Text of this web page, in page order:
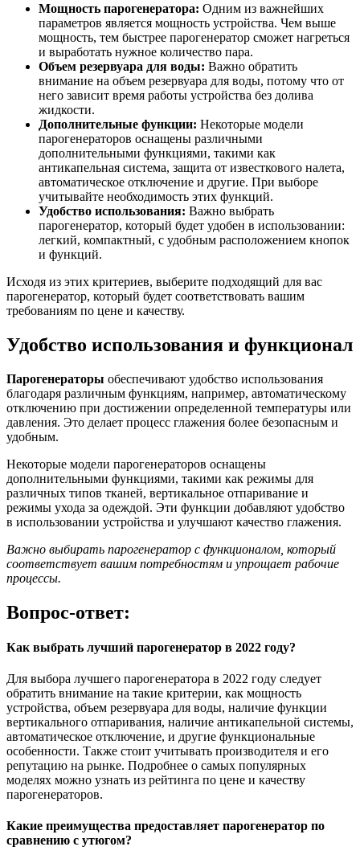
Мощность парогенератора: Одним из важнейших
параметров является мощность устройства. Чем выше
мощность, тем быстрее парогенератор сможет нагреться
и выработать нужное количество пара.
Объем резервуара для воды: Важно обратить
внимание на объем резервуара для воды, потому что от
него зависит время работы устройства без долива
жидкости.
Дополнительные функции: Некоторые модели
парогенераторов оснащены различными
дополнительными функциями, такими как
антикапельная система, защита от известкового налета,
автоматическое отключение и другие. При выборе
учитывайте необходимость этих функций.
Удобство использования: Важно выбрать
парогенератор, который будет удобен в использовании:
легкий, компактный, с удобным расположением кнопок
и функций.
Исходя из этих критериев, выберите подходящий для вас
парогенератор, который будет соответствовать вашим
требованиям по цене и качеству.
Удобство использования и функционал
Парогенераторы обеспечивают удобство использования
благодаря различным функциям, например, автоматическому
отключению при достижении определенной температуры или
давления. Это делает процесс глажения более безопасным и
удобным.
Некоторые модели парогенераторов оснащены
дополнительными функциями, такими как режимы для
различных типов тканей, вертикальное отпаривание и
режимы ухода за одеждой. Эти функции добавляют удобство
в использовании устройства и улучшают качество глажения.
Важно выбирать парогенератор с функционалом, который
соответствует вашим потребностям и упрощает рабочие
процессы.
Вопрос-ответ:
Как выбрать лучший парогенератор в 2022 году?
Для выбора лучшего парогенератора в 2022 году следует
обратить внимание на такие критерии, как мощность
устройства, объем резервуара для воды, наличие функции
вертикального отпаривания, наличие антикапельной системы,
автоматическое отключение, и другие функциональные
особенности. Также стоит учитывать производителя и его
репутацию на рынке. Подробнее о самых популярных
моделях можно узнать из рейтинга по цене и качеству
парогенераторов.
Какие преимущества предоставляет парогенератор по
сравнению с утюгом?